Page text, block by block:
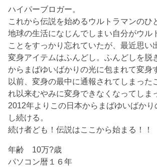
ハイパーブロガー。
これから伝説を始めるウルトラマンのひ
地球の生活になじんでしまい自分がウル
ことをすっかり忘れていたが、最近思い
変身アイテムはふんどし。ふんどしを脱
からまばゆいばかりの光に包まれて変身
以前、変身の最中に通報されてしまった
れ以来むやみに変身できなくなってしま
2012年よりこの日本からまばゆいばかり
し続ける。
続け者ども！伝説はここから始まる！！
年齢 10万?歳
パソコン暦１６年